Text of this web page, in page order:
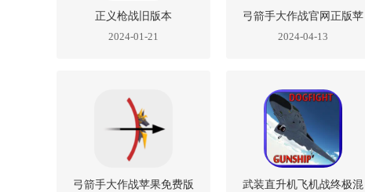
正义枪战旧版本
2024-01-21
弓箭手大作战官网正版苹
果版
2024-04-13
弓箭手大作战苹果免费版
武装直升机飞机战终极混